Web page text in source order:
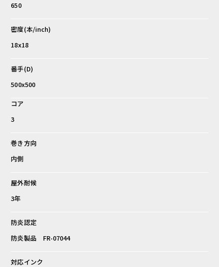
650
密度(本/inch)
18x18
番手(D)
500x500
コア
3
巻き方向
内側
屋外耐候
3年
防炎認定
防炎製品 FR-07044
対応インク